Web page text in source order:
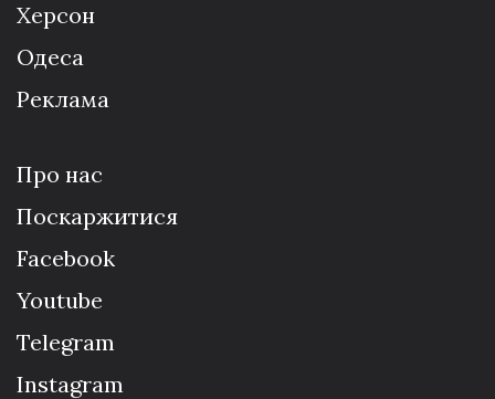
Херсон
Одеса
Реклама
Про нас
Поскаржитися
Facebook
Youtube
Telegram
Instagram